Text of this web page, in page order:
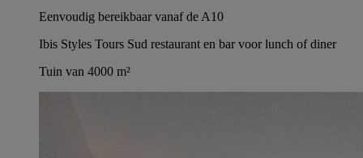
Eenvoudig bereikbaar vanaf de A10
Ibis Styles Tours Sud restaurant en bar voor lunch of diner
Tuin van 4000 m²